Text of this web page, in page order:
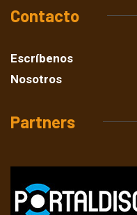
Contacto
Escríbenos
Nosotros
Partners